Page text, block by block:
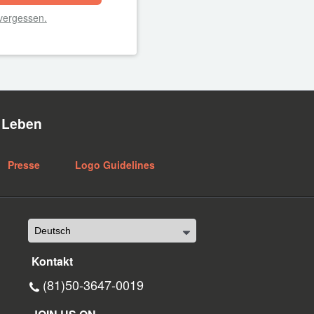
Presse Logo Guidelines
Kontakt
(81)50-3647-0019